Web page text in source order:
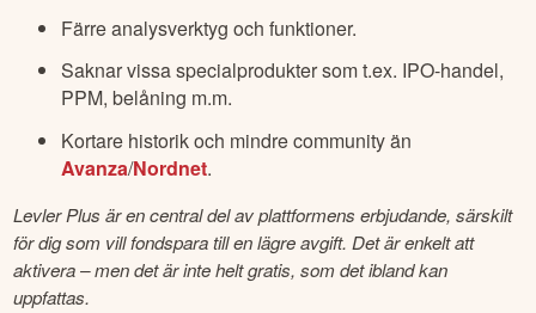
Färre analysverktyg och funktioner.
Saknar vissa specialprodukter som t.ex. IPO-handel,
PPM, belåning m.m.
Kortare historik och mindre community än
Avanza/Nordnet.
Levler Plus är en central del av plattformens erbjudande, särskilt
för dig som vill fondspara till en lägre avgift. Det är enkelt att
aktivera – men det är inte helt gratis, som det ibland kan
uppfattas.